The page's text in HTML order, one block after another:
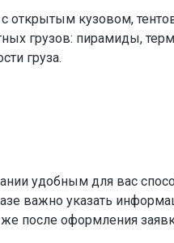
открытым кузовом,
грузов: пирамиды,
груза.
удобным для вас
важно указать
после оформления